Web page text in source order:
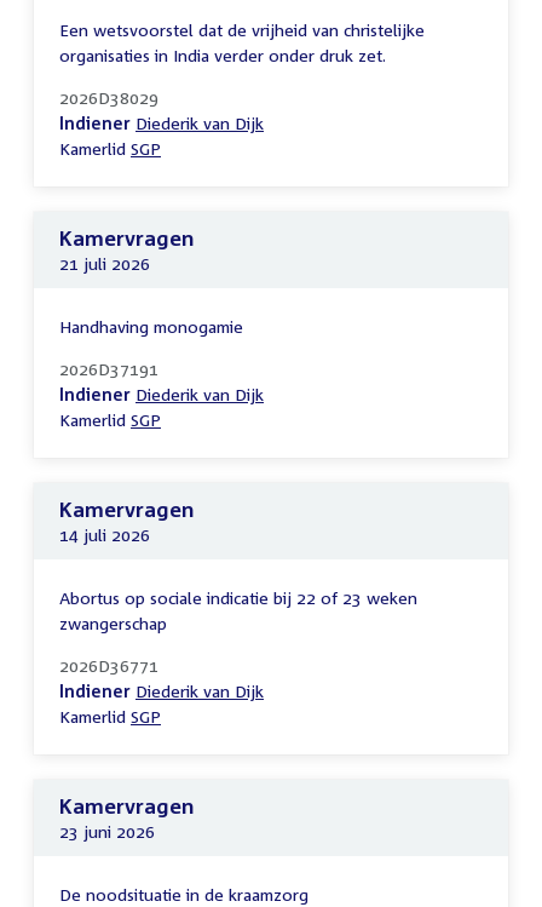
Een wetsvoorstel dat de vrijheid van christelijke
organisaties in India verder onder druk zet.
2026D38029
Indiener Diederik van Dijk
Kamerlid SGP
Kamervragen
21 juli 2026
Handhaving monogamie
2026D37191
Indiener Diederik van Dijk
Kamerlid SGP
Kamervragen
14 juli 2026
Abortus op sociale indicatie bij 22 of 23 weken
zwangerschap
2026D36771
Indiener Diederik van Dijk
Kamerlid SGP
Kamervragen
23 juni 2026
De noodsituatie in de kraamzorg